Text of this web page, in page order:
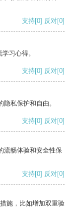
支持[0] 反对[0]
习心得。
支持[0] 反对[0]
私保护和自由。
支持[0] 反对[0]
流畅体验和安全性保
支持[0] 反对[0]
施，比如增加双重验